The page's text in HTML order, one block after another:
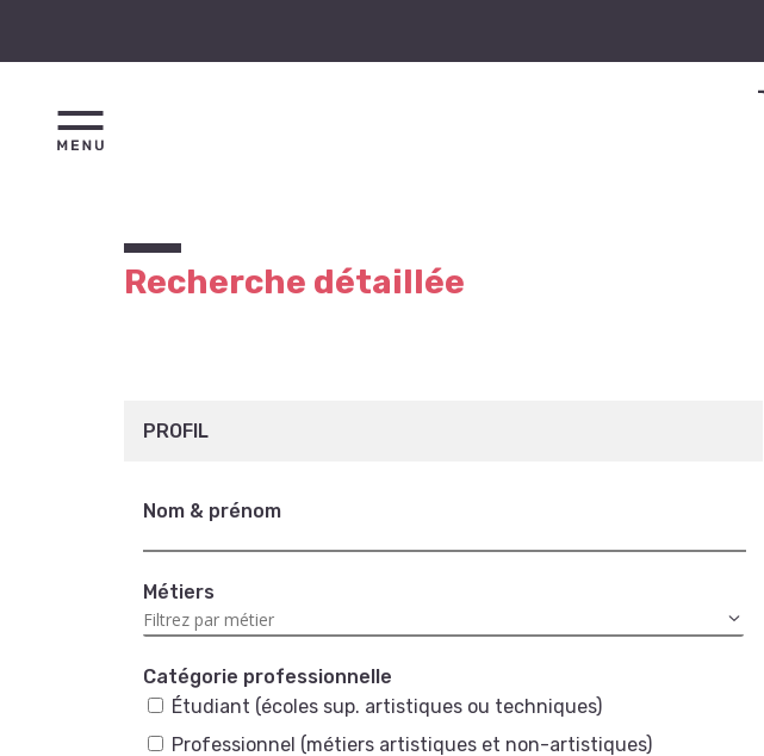
Recherche détaillée
PROFIL
Nom & prénom
Métiers
Catégorie professionnelle
Étudiant (écoles sup. artistiques ou techniques)
Professionnel (métiers artistiques et non-artistiques)